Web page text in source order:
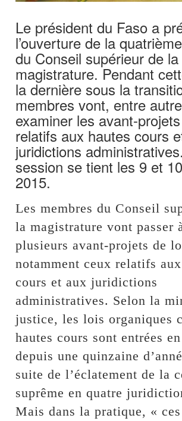
Le président du Faso a
l’ouverture de la
du Conseil supérieur de la
magistrature. Pendant
la dernière sous la
membres vont, entre
examiner les avant-
relatifs aux hautes cours
juridictions
session se tient les 9 et
2015.
Les membres du Conseil
la magistrature vont passer
plusieurs avant-projets de
notamment ceux relatifs
cours et aux juridictions
administratives. Selon la
justice, les lois organiques
hautes cours sont entrées
depuis une quinzaine
suite de l’éclatement de la
suprême en quatre
Mais dans la pratique, «